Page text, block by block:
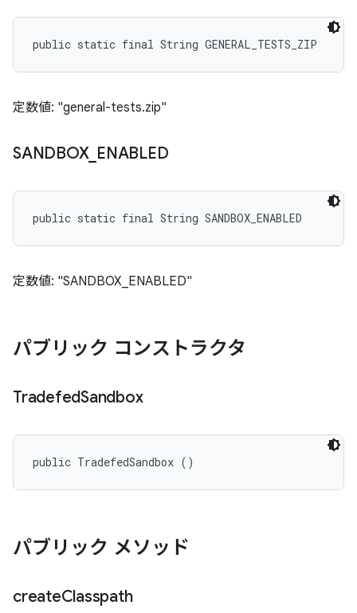
public static final String GENERAL_TESTS_ZIP
定数値: "general-tests.zip"
SANDBOX_ ENABLED
public static final String SANDBOX_ENABLED
定数値: "SANDBOX_ENABLED"
パブリック コンストラクタ
TradefedSandbox
public TradefedSandbox ()
パブリック メソッド
createClasspath